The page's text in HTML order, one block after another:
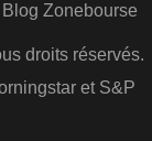
Blog Zonebourse
droits réservés.
et S&P